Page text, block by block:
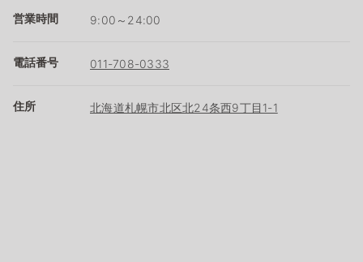
営業時間 9:00～24:00
電話番号 011-708-0333
住所 北海道札幌市北区北24条西9丁目1-1